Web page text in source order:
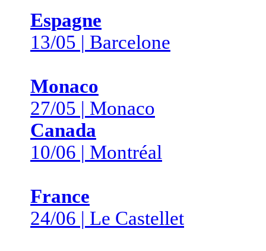
Espagne
13/05 | Barcelone
Monaco
27/05 | Monaco
Canada
10/06 | Montréal
France
24/06 | Le Castellet